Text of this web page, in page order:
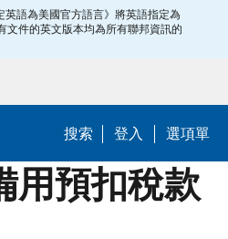
英語為美國官方語言》將英語指定為
文件的英文版本均為所有聯邦資訊的
搜索 登入 選項單
用預扣稅款